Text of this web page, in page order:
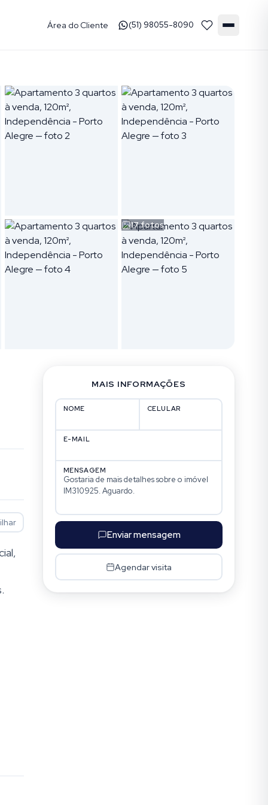
Área do Cliente (51) 98055-8090
17fotos
MAIS INFORMAÇÕES
NOME CELULAR
E-MAIL
MENSAGEM
Enviar mensagem
Agendar visita